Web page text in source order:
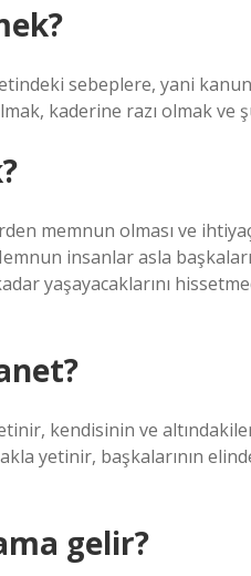
sebeplere, yani
kaderine razı olmak ve
memnun olması ve
insanlar asla
yaşayacaklarını
kendisinin ve
yetinir, başkalarının
gelir?